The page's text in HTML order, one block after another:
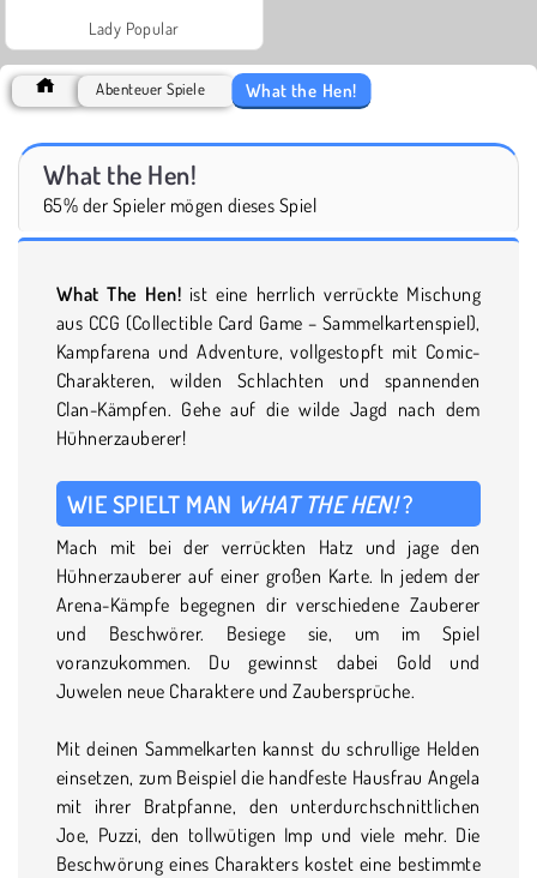
Lady Popular
Abenteuer Spiele What the Hen!
What the Hen!
65% der Spieler mögen dieses Spiel
What The Hen! ist eine herrlich verrückte Mischung
aus CCG (Collectible Card Game – Sammelkartenspiel),
Kampfarena und Adventure, vollgestopft mit Comic-
Charakteren, wilden Schlachten und spannenden
Clan-Kämpfen. Gehe auf die wilde Jagd nach dem
Hühnerzauberer!
WIE SPIELT MAN WHAT THE HEN!?
Mach mit bei der verrückten Hatz und jage den
Hühnerzauberer auf einer großen Karte. In jedem der
Arena-Kämpfe begegnen dir verschiedene Zauberer
und Beschwörer. Besiege sie, um im Spiel
voranzukommen. Du gewinnst dabei Gold und
Juwelen neue Charaktere und Zaubersprüche.
Mit deinen Sammelkarten kannst du schrullige Helden
einsetzen, zum Beispiel die handfeste Hausfrau Angela
mit ihrer Bratpfanne, den unterdurchschnittlichen
Joe, Puzzi, den tollwütigen Imp und viele mehr. Die
Beschwörung eines Charakters kostet eine bestimmte